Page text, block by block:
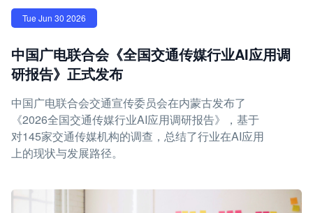
Tue Jun 30 2026
中国广电联合会《全国交通传媒行业AI应用调
研报告》正式发布
中国广电联合会交通宣传委员会在内蒙古发布了
《2026全国交通传媒行业AI应用调研报告》，基于
对145家交通传媒机构的调查，总结了行业在AI应用
上的现状与发展路径。